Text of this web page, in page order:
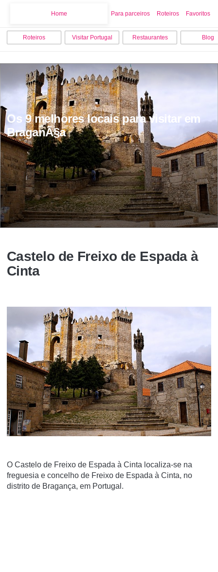
Home Para parceiros Roteiros Favoritos
Roteiros Visitar Portugal Restaurantes Blog
Os 9 melhores locais para visitar em
BraganÃ§a
Castelo de Freixo de Espada à
Cinta
O Castelo de Freixo de Espada à Cinta localiza-se na
freguesia e concelho de Freixo de Espada à Cinta, no
distrito de Bragança, em Portugal.